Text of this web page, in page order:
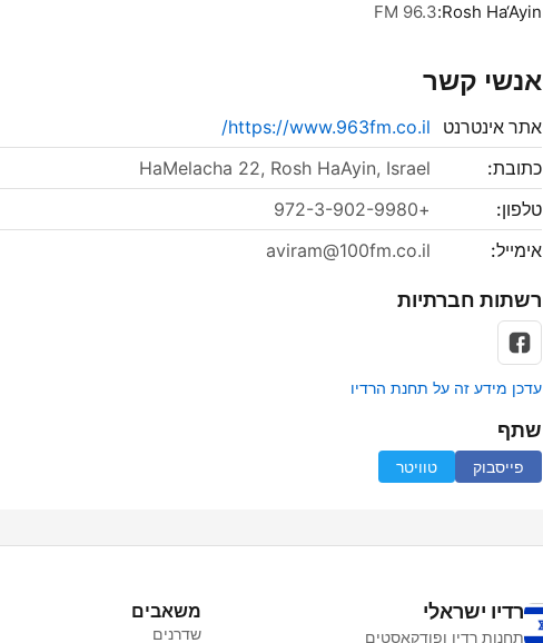
Rosh Ha‘Ayin:
96.3 FM
אנשי קשר
אתר אינטרנט
https://www.963fm.co.il/
כתובת:
HaMelacha 22, Rosh HaAyin, Israel
טלפון:
+972-3-902-9980
אימייל:
aviram@100fm.co.il
רשתות חברתיות
עדכן מידע זה על תחנת הרדיו
שתף
פייסבוק טוויטר
רדיו ישראלי
תחנות רדיו ופודקאסטים
משאבים
שדרנים